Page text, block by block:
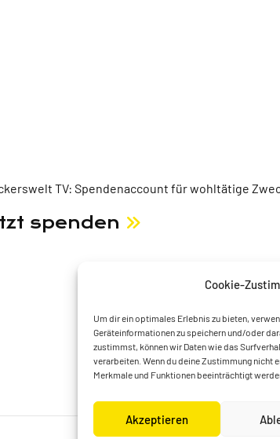
Cookie-
Um dir ein optimales Erlebnis zu bieten,
Geräteinformationen zu speichern und/oder
zustimmst, können wir Daten wie das
verarbeiten. Wenn du deine Zustimmung
Merkmale und Funktionen beeinträchtigt
Akzeptieren
TV: Spendenaccount für wohltätige
spenden